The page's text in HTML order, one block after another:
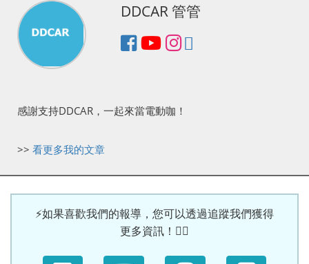
DDCAR 管管
感謝支持DDCAR，一起來當電動咖！
>> 看更多我的文章
⚡如果喜歡我們的報導，您可以透過追蹤我們獲得
更多資訊！🙆‍♀